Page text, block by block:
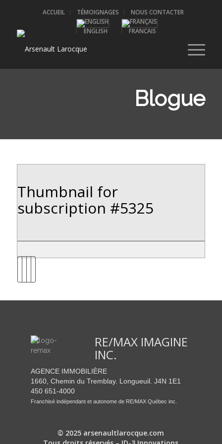
ACCUEIL TÉMOIGNAGES NOUS CONTACTER
ENGLISH FRANÇAIS
Blogue
Thumbnail for
subscription #5325
RE/MAX IMAGINE
INC.
AGENCE IMMOBILIÈRE
1660, Chemin du Tremblay. Longueuil. J4N 1E1
450 651-4000
Franchisé indépendant et autonome de RE/MAX Québec inc.
© 2025 arsenaultlarocque.com